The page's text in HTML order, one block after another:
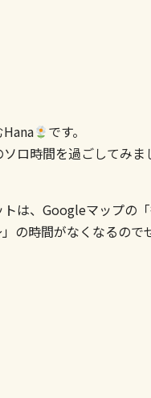
です。
ロ時間を過ごしてみま
は、Googleマップの
の時間がなくなるので